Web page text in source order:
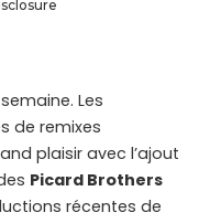
Les
de remixes
plaisir avec l’ajout
Picard Brothers
récentes de